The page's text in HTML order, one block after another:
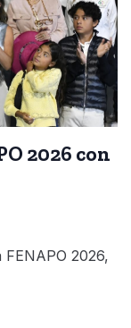
2026 con
2026,